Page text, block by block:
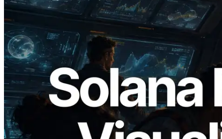
2026.05.24
Validators Solutions เปิดตัว Solana Block